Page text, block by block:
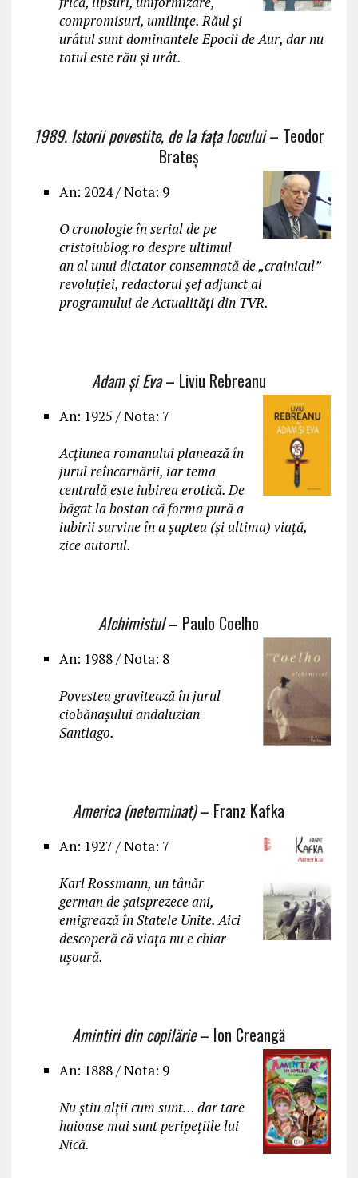
compromisuri, umilințe. Răul și
urâtul sunt dominantele Epocii de Aur, dar nu
totul este rău și urât.
1989. Istorii povestite, de la fața locului– Teodor
Brateș
An: 2024 / Nota: 9
O cronologie în serial de pe
cristoiublog.ro despre ultimul
an al unui dictator consemnată de „crainicul”
revoluției, redactorul șef adjunct al
programului de Actualități din TVR.
Adam și Eva– Liviu Rebreanu
An: 1925 / Nota: 7
Acțiunea romanului planează în
jurul reîncarnării, iar tema
centrală este iubirea erotică. De
băgat la bostan că forma pură a
iubirii survine în a şaptea (şi ultima) viață,
zice autorul.
Alchimistul– Paulo Coelho
An: 1988 / Nota: 8
Povestea gravitează în jurul
ciobănașului andaluzian
Santiago.
America (neterminat)– Franz Kafka
An: 1927 / Nota: 7
Karl Rossmann, un tânăr
german de șaisprezece ani,
emigrează în Statele Unite. Aici
descoperă că viața nu e chiar
ușoară.
Amintiri din copilărie– Ion Creangă
An: 1888 / Nota: 9
Nu știu alții cum sunt… dar tare
haioase mai sunt peripețiile lui
Nică.